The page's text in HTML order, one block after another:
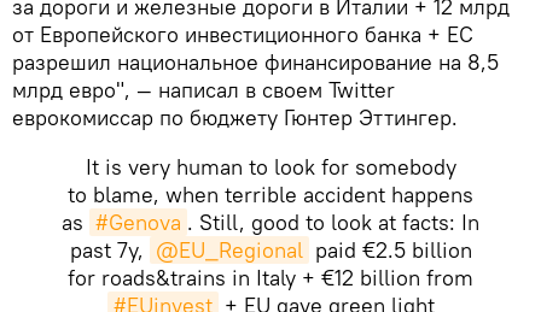
за дороги и железные дороги в Италии + 12 млрд
от Европейского инвестиционного банка + ЕС
разрешил национальное финансирование на 8,5
млрд евро", — написал в своем Twitter
еврокомиссар по бюджету Гюнтер Эттингер.
It is very human to look for somebody
to blame, when terrible accident happens
as #Genova . Still, good to look at facts: In
past 7y, @EU_Regional paid €2.5 billion
for roads&trains in Italy + €12 billion from
#EUinvest + EU gave green light